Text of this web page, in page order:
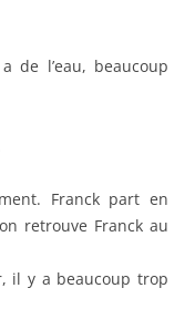
de l’eau, beaucoup
Franck part en
retrouve Franck au
il y a beaucoup trop